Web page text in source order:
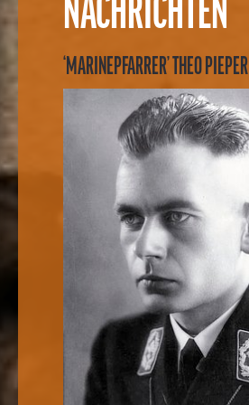
NACHRICHTEN
‘MARINEPFARRER’ THEO PIEPER